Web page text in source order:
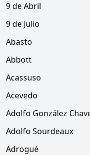
9 de Abril
9 de Julio
Abasto
Abbott
Acassuso
Acevedo
Adolfo González
Adolfo Sourdeaux
Adrogué